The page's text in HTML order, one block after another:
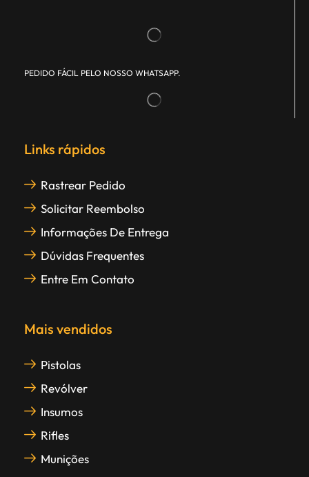
PEDIDO FÁCIL PELO NOSSO WHATSAPP.
Links rápidos
Rastrear Pedido
Solicitar Reembolso
Informações De Entrega
Dúvidas Frequentes
Entre Em Contato
Mais vendidos
Pistolas
Revólver
Insumos
Rifles
Munições